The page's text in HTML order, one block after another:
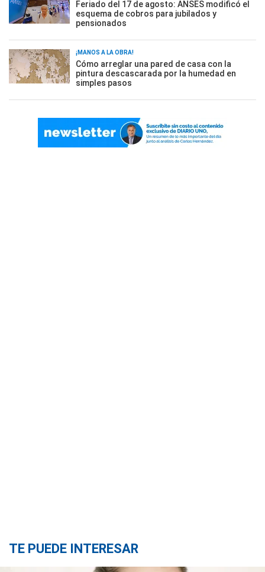
Feriado del 17 de agosto: ANSES modificó el
esquema de cobros para jubilados y
pensionados
¡MANOS A LA OBRA!
Cómo arreglar una pared de casa con la
pintura descascarada por la humedad en
simples pasos
TE PUEDE INTERESAR